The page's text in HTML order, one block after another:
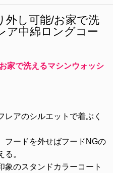
外し可能/お家で洗
ア中綿ロングコー
家で洗えるマシンウォッシ
レアのシルエットで着ぶく
フードを外せばフードNGの
。
象のスタンドカラーコート